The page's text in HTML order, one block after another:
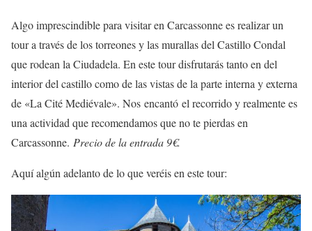
Algo imprescindible para visitar en Carcassonne es realizar un
tour a través de los torreones y las murallas del Castillo Condal
que rodean la Ciudadela. En este tour disfrutarás tanto en del
interior del castillo como de las vistas de la parte interna y externa
de «La Cité Mediévale». Nos encantó el recorrido y realmente es
una actividad que recomendamos que no te pierdas en
Carcassonne. Precio de la entrada 9€.
Aquí algún adelanto de lo que veréis en este tour: